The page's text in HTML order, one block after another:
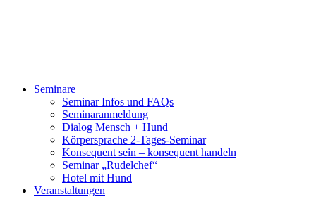
Seminare
Seminar Infos und FAQs
Seminaranmeldung
Dialog Mensch + Hund
Körpersprache 2-Tages-Seminar
Konsequent sein – konsequent handeln
Seminar „Rudelchef“
Hotel mit Hund
Veranstaltungen